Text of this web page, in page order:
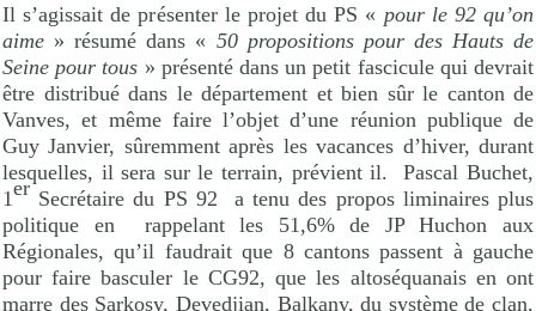
Il s’agissait de présenter le projet du PS « pour le 92 qu’on
aime » résumé dans « 50 propositions pour des Hauts de
Seine pour tous » présenté dans un petit fascicule qui devrait
être distribué dans le département et bien sûr le canton de
Vanves, et même faire l’objet d’une réunion publique de
Guy Janvier, sûremment après les vacances d’hiver, durant
lesquelles, il sera sur le terrain, prévient il.
Pascal Buchet,
1er Secrétaire du PS 92
a tenu des propos liminaires plus
politique en
rappelant les 51,6% de JP Huchon aux
Régionales, qu’il faudrait que 8 cantons passent à gauche
pour faire basculer le CG92, que les altoséquanais en ont
marre des Sarkosy, Devedjian, Balkany, du système de clan,